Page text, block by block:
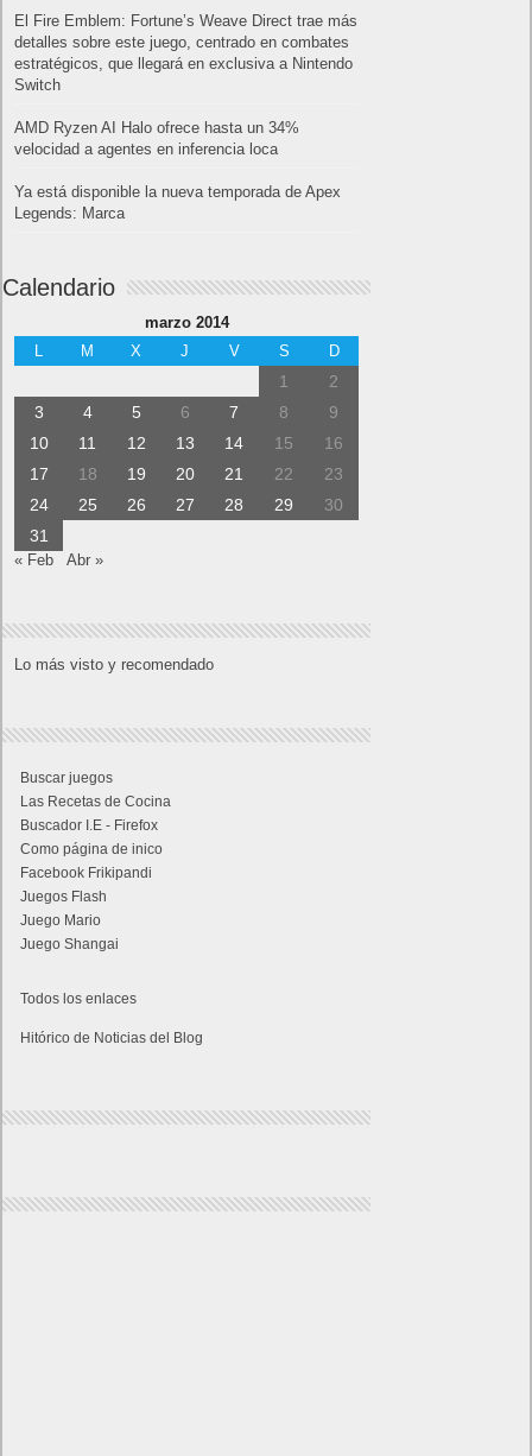
El Fire Emblem: Fortune’s Weave Direct trae más
detalles sobre este juego, centrado en combates
estratégicos, que llegará en exclusiva a Nintendo
Switch
AMD Ryzen AI Halo ofrece hasta un 34%
velocidad a agentes en inferencia loca
Ya está disponible la nueva temporada de Apex
Legends: Marca
Calendario
marzo 2014
L
M X J V S D
1
2
3
4 5 6 7 8
9
10
11 12 13 14 15
16
17
18 19 20 21 22
23
24
25 26 27 28 29
30
31
« Feb Abr »
Lo más visto y recomendado
Buscar juegos
Las Recetas de Cocina
Buscador I.E - Firefox
Como página de inico
Facebook Frikipandi
Juegos Flash
Juego Mario
Juego Shangai
Todos los enlaces
Hitórico de Noticias del Blog